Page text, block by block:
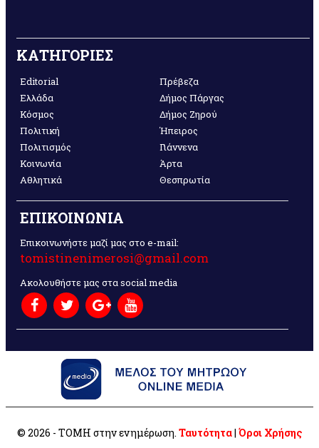
ΚΑΤΗΓΟΡΙΕΣ
Editorial
Ελλάδα
Κόσμος
Πολιτική
Πολιτισμός
Κοινωνία
Αθλητικά
Πρέβεζα
Δήμος Πάργας
Δήμος Ζηρού
Ήπειρος
Γιάννενα
Άρτα
Θεσπρωτία
ΕΠΙΚΟΙΝΩΝΙΑ
Επικοινωνήστε μαζί μας στο e-mail:
tomistinenimerosi@gmail.com
Ακολουθήστε μας στα social media
© 2026 - ΤΟΜΗ στην ενημέρωση. Ταυτότητα| Όροι Χρήσης